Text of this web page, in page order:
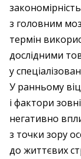
з головним
термін
дослідними
у
У ранньому
і фактори
негативно
з точки зору
до життєвих